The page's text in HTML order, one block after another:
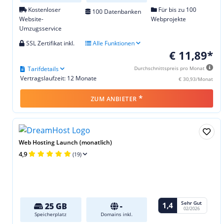
Kostenloser
Website-
Umzugsservice
100 Datenbanken
Für bis zu 100
Webprojekte
SSL Zertifikat inkl. Alle Funktionen
€ 11,89*
Durchschnittspreis pro Monat
€ 30,93/Monat
Vertragslaufzeit: 12 Monate
Tarifdetails
ZUM ANBIETER *
Web Hosting Launch (monatlich)
4,9 (19)
25 GB
Speicherplatz
-
Domains inkl.
1,4 Sehr Gut
02/2026